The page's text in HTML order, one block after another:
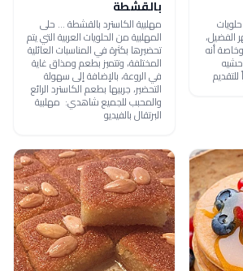
الفضيل،
أنه
بالقشطة
مهلبية الكاسترد بالقشطة ... حلى
المهلبية من الحلويات العربية التي يتم
تحضيرها بكثرة في المناسبات العائلية
المختلفة، وتتميز بطعم ومذاق غاية
في الروعة، بالإضافة إلى سهولة
التحضير، جربيها بطعم الكاسترد الرائع
والمحبب للجميع شاهدي: مهلبية
البرتقال بالفيديو